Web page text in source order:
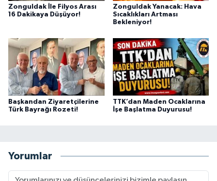
Zonguldak İle Filyos Arası
16 Dakikaya Düşüyor!
Zonguldak Yanacak: Hava
Sıcaklıkları Artması
Bekleniyor!
Başkandan Ziyaretçilerine
Türk Bayrağı Rozeti!
TTK’dan Maden Ocaklarına
İşe Başlatma Duyurusu!
Yorumlar